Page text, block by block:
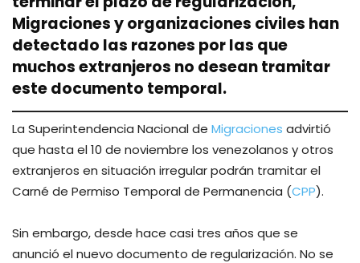
Migraciones y organizaciones civiles han
detectado las razones por las que
muchos extranjeros no desean tramitar
este documento temporal.
La Superintendencia Nacional de Migraciones advirtió
que hasta el 10 de noviembre los venezolanos y otros
extranjeros en situación irregular podrán tramitar el
Carné de Permiso Temporal de Permanencia (CPP).
Sin embargo, desde hace casi tres años que se
anunció el nuevo documento de regularización. No se